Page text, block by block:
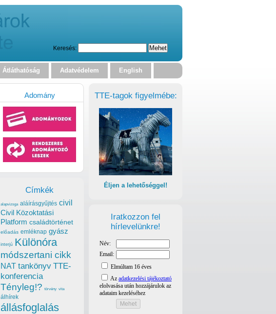
Keresés:
Átláthatóság Adatvédelem English
TTE-tagok figyelmébe:
Éljen a lehetőséggel!
Iratkozzon fel
hírlevelünkre!
Adomány
Címkék
alapvizsga aláírásgyűjtés civil
Civil Közoktatási
Platform családtörténet
előadás emléknap gyász
interjú Különóra
módszertani cikk
NAT tankönyv TTE-
konferencia
Tényleg!? törvény vita
álhírek
állásfoglalás